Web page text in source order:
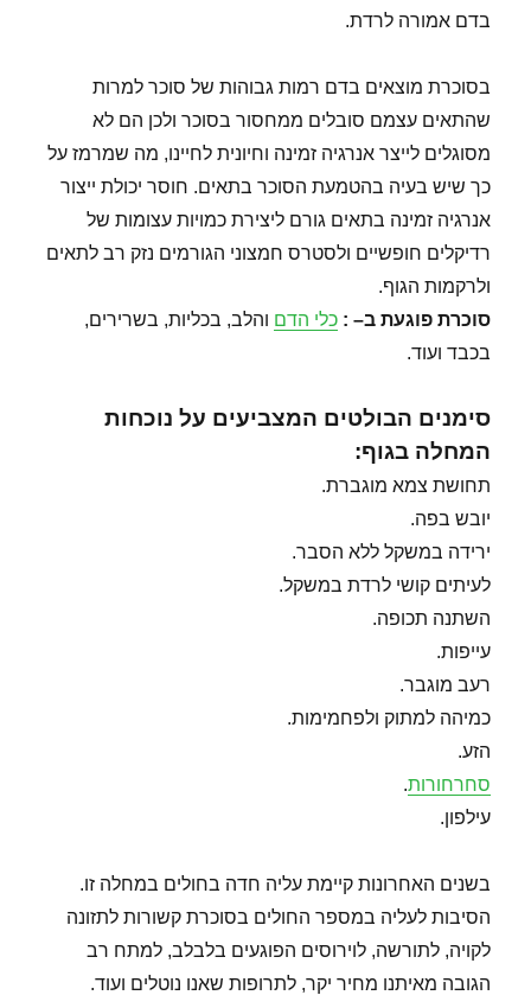
בדם אמורה לרדת.
בסוכרת מוצאים בדם רמות גבוהות של סוכר למרות
שהתאים עצמם סובלים ממחסור בסוכר ולכן הם לא
מסוגלים לייצר אנרגיה זמינה וחיונית לחיינו, מה שמרמז על
כך שיש בעיה בהטמעת הסוכר בתאים. חוסר יכולת ייצור
אנרגיה זמינה בתאים גורם ליצירת כמויות עצומות של
רדיקלים חופשיים ולסטרס חמצוני הגורמים נזק רב לתאים
ולרקמות הגוף.
סוכרת פוגעת ב– :כלי הדם והלב, בכליות, בשרירים,
בכבד ועוד.
סימנים הבולטים המצביעים על נוכחות
המחלה בגוף:
תחושת צמא מוגברת.
יובש בפה.
ירידה במשקל ללא הסבר.
לעיתים קושי לרדת במשקל.
השתנה תכופה.
עייפות.
רעב מוגבר.
כמיהה למתוק ולפחמימות.
הזע.
סחרחורות.
עילפון.
בשנים האחרונות קיימת עליה חדה בחולים במחלה זו.
הסיבות לעליה במספר החולים בסוכרת קשורות לתזונה
לקויה, לתורשה, לוירוסים הפוגעים בלבלב, למתח רב
הגובה מאיתנו מחיר יקר, לתרופות שאנו נוטלים ועוד.